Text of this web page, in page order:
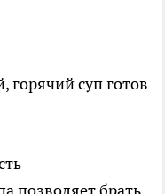
горячий суп готов
позволяет брать